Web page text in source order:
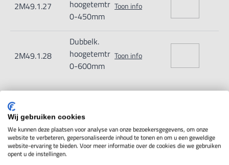
2M49.1.27
hoogetemtr
0-450mm
Toon info
2M49.1.28
Dubbelk.
hoogetemtr
0-600mm
Toon info
IN WINKELWAGEN
Productomschrijving
Wij gebruiken cookies
We kunnen deze plaatsen voor analyse van onze bezoekersgegevens, om onze
website te verbeteren, gepersonaliseerde inhoud te tonen en om u een geweldige
website-ervaring te bieden. Voor meer informatie over de cookies die we gebruiken
opent u de instellingen.